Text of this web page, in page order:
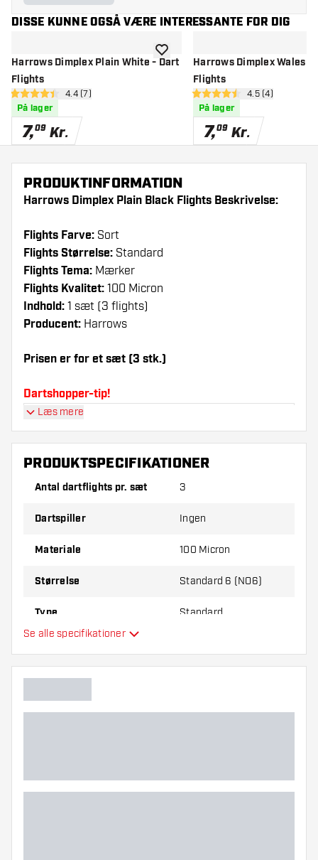
DISSE KUNNE OGSÅ VÆRE INTERESSANTE FOR DIG
Harrows Dimplex Plain White - Dart
Flights
åbn anmeldelsespanel
4.4 bedømmelsesstjerner
4.4 (7)
På lager
7,09 Kr.
tilføje til ønskeliste
Harrows Dimplex Wales -
Flights
åbn
4.5 bedømmelsesstjerner
4.5 (4)
På lager
7,09 Kr.
PRODUKTINFORMATION
Harrows Dimplex Plain Black Flights Beskrivelse:
Flights Farve: Sort
Flights Størrelse: Standard
Flights Tema: Mærker
Flights Kvalitet: 100 Micron
Indhold: 1 sæt (3 flights)
Producent: Harrows
Prisen er for et sæt (3 stk.)
Dartshopper-tip!
på lager. Disse kan blive beskadiget eller
knækket ved brug.
anden tykkelse på flights for at finde ud af,
Læs mere
PRODUKTSPECIFIKATIONER
Antal dartflights pr. sæt 3
Dartspiller Ingen
Materiale 100 Micron
Størrelse Standard 6 (NO6)
Type Standard
Hovedfarve
Se alle specifikationer